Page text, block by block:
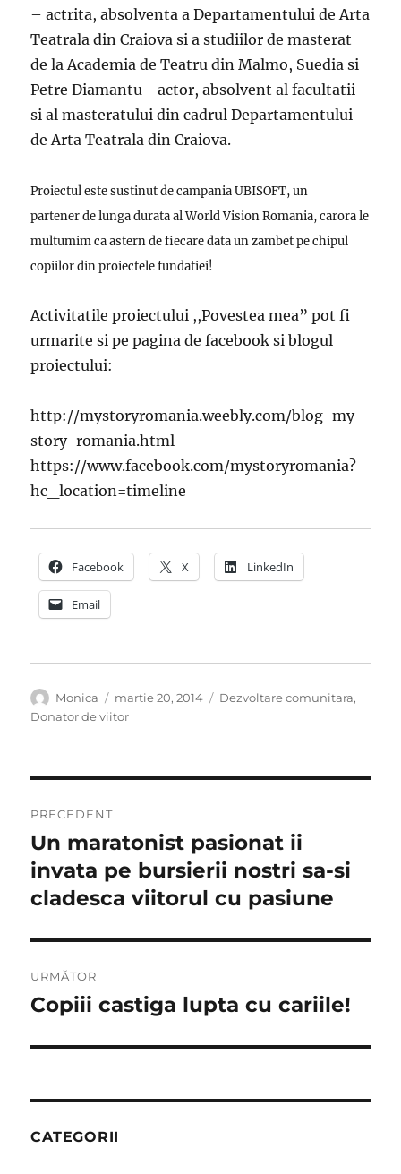
– actrita, absolventa a Departamentului de Arta
Teatrala din Craiova si a studiilor de masterat
de la Academia de Teatru din Malmo, Suedia si
Petre Diamantu –actor, absolvent al facultatii
si al masteratului din cadrul Departamentului
de Arta Teatrala din Craiova.
Proiectul este sustinut de campania UBISOFT, un
partener de lunga durata al World Vision Romania, carora le
multumim ca astern de fiecare data un zambet pe chipul
copiilor din proiectele fundatiei!
Activitatile proiectului ,,Povestea mea” pot fi
urmarite si pe pagina de facebook si blogul
proiectului:
http://mystoryromania.weebly.com/blog-my-
story-romania.html
https://www.facebook.com/mystoryromania?
hc_location=timeline
Facebook X LinkedIn
Email
Autor
Monica
Publicat
pe
martie 20, 2014 Categorii
Dezvoltare comunitara,
Donator de viitor
în
articole
PRECEDENT
Articolul
anterior:
Un maratonist pasionat ii
invata pe bursierii nostri sa-si
cladesca viitorul cu pasiune
URMĂTOR
Articolul
Copiii castiga lupta cu cariile!
CATEGORII